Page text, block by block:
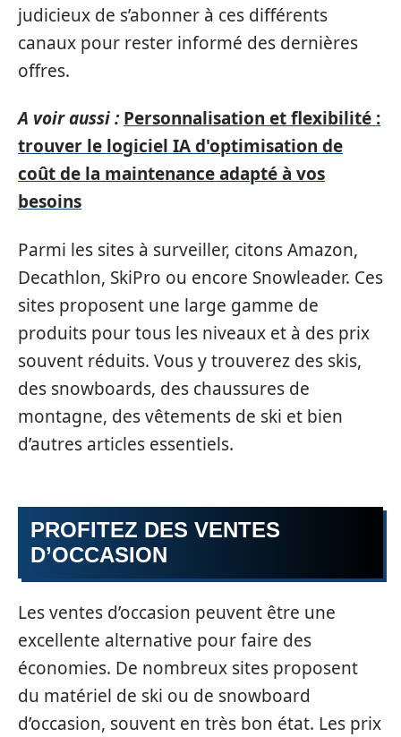
judicieux de s’abonner à ces différents
canaux pour rester informé des dernières
offres.
A voir aussi : Personnalisation et flexibilité :
trouver le logiciel IA d'optimisation de
coût de la maintenance adapté à vos
besoins
Parmi les sites à surveiller, citons Amazon,
Decathlon, SkiPro ou encore Snowleader. Ces
sites proposent une large gamme de
produits pour tous les niveaux et à des prix
souvent réduits. Vous y trouverez des skis,
des snowboards, des chaussures de
montagne, des vêtements de ski et bien
d’autres articles essentiels.
PROFITEZ DES VENTES
D’OCCASION
Les ventes d’occasion peuvent être une
excellente alternative pour faire des
économies. De nombreux sites proposent
du matériel de ski ou de snowboard
d’occasion, souvent en très bon état. Les prix